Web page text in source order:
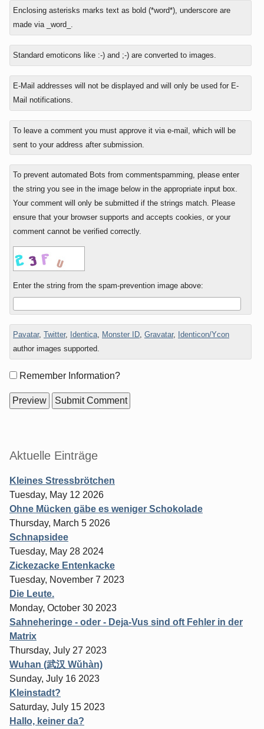
In
reply
to
Enclosing asterisks marks text as bold (*word*), underscore are
made via _word_.
Standard emoticons like :-) and ;-) are converted to images.
E-Mail addresses will not be displayed and will only be used for E-
Mail notifications.
To leave a comment you must approve it via e-mail, which will be
sent to your address after submission.
To prevent automated Bots from commentspamming, please enter
the string you see in the image below in the appropriate input box.
Your comment will only be submitted if the strings match. Please
ensure that your browser supports and accepts cookies, or your
comment cannot be verified correctly.
Enter the string from the spam-prevention image above:
Pavatar, Twitter, Identica, Monster ID, Gravatar,
Identicon/Ycon
author images supported.
FormRemember Information?
Aktuelle Einträge
Kleines Stressbrötchen
Tuesday, May 12 2026
Ohne Mücken gäbe es weniger Schokolade
Thursday, March 5 2026
Schnapsidee
Tuesday, May 28 2024
Zickezacke Entenkacke
Tuesday, November 7 2023
Die Leute.
Monday, October 30 2023
Sahneheringe - oder - Deja-Vus sind oft Fehler in der
Matrix
Thursday, July 27 2023
Wuhan (武汉 Wǔhàn)
Sunday, July 16 2023
Kleinstadt?
Saturday, July 15 2023
Hallo, keiner da?